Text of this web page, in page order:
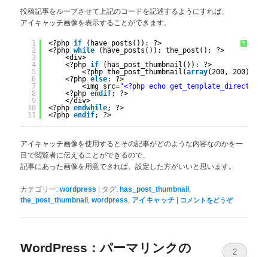
投稿記事をループさせて上記のコードを記述するようにすれば、
アイキャッチ画像を表示することができます。
?
1
2
3
4
5
6
7
8
9
10
11
<?php if
(have_posts()): ?>
<?php while
(have_posts()): the_post(); ?>
<div>
<?php if
(has_post_thumbnail()): ?>
<?php the_post_thumbnail(array(200, 200),
<?php else: ?>
<img src="<?php echo
<?php endif; ?>
</div>
<?php endwhile; ?>
<?php endif; ?>
アイキャッチ画像を使用するとその記事がどのような内容なのかを一
目で閲覧者に伝えることができるので、
記事にあった画像を用意できれば、設定した方がいいと思います。
カテゴリー: wordpress | タグ: has_post_thumbnail
the_post_thumbnail ,wordpress アイキャッチ | コメントをどうぞ
WordPress：パーマリンクの
2